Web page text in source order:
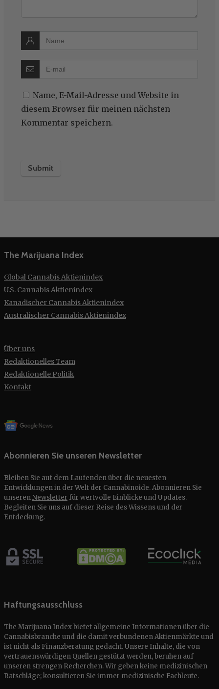
Name, E-Mail-Adresse und Website in
diesem Browser für meinen nächsten
Kommentar speichern.
The Marijuana Index
Global Cannabis Aktienindex
U.S. Cannabis Aktienindex
Kanadischer Cannabis Aktienindex
Australischer Cannabis Aktienindex
Über uns
Redaktionelles Team
Redaktionelle Politik
Kontakt
Abonnieren Sie unseren Newsletter
Bleiben Sie auf dem Laufenden über die neuesten
Entwicklungen in der Welt der Cannabinoide. Abonnieren Sie
unserenNewsletter für wertvolle Einblicke und Updates.
Begleiten Sie uns auf dieser Reise des Wissens und der
Entdeckung.
Haftungsausschluss
The Marijuana Index bietet allgemeine Informationen über die
Cannabisbranche und die damit verbundenen Aktienmärkte und
ist nicht als Finanzberatung gedacht. Unsere Inhalte, die von
vertrauenswürdigen Quellen gestützt werden, beruhen auf
unseren strengen Recherchen. Wir geben keine medizinischen
Ratschläge; konsultieren Sie immer medizinische Fachleute.